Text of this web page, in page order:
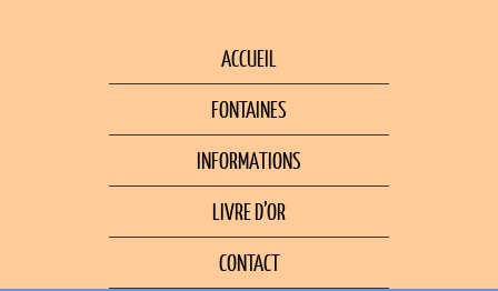
ACCUEIL
FONTAINES
INFORMATIONS
LIVRE D’OR
CONTACT